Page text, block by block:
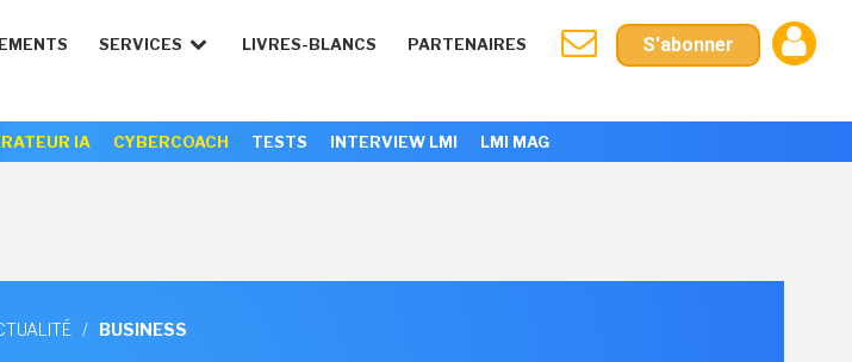
SERVICES LIVRES-BLANCS PARTENAIRES S'abonner
IA CYBERCOACH TESTS INTERVIEW LMI LMI MAG
/ BUSINESS